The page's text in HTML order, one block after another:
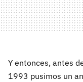
Y entonces, antes
1993 pusimos un